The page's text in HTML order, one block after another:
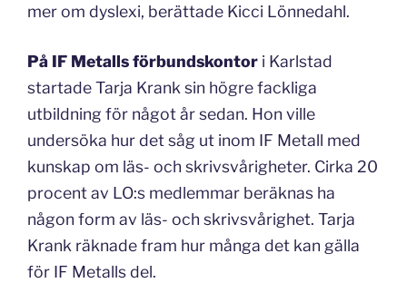
mer om dyslexi, berättade Kicci Lönnedahl.
På IF Metalls förbundskontor i Karlstad
startade Tarja Krank sin högre fackliga
utbildning för något år sedan. Hon ville
undersöka hur det såg ut inom IF Metall med
kunskap om läs- och skrivsvårigheter. Cirka 20
procent av LO:s medlemmar beräknas ha
någon form av läs- och skrivsvårighet. Tarja
Krank räknade fram hur många det kan gälla
för IF Metalls del.